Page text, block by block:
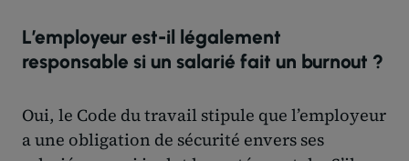
L’employeur est-il légalement
responsable si un salarié fait un burnout ?
Oui, le Code du travail stipule que l’employeur
a une obligation de sécurité envers ses